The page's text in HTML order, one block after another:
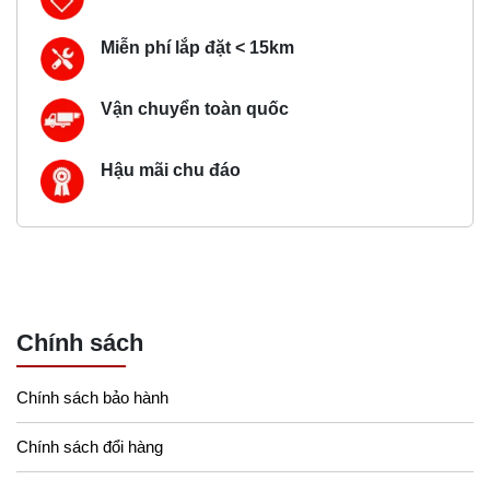
Miễn phí lắp đặt < 15km
Vận chuyển toàn quốc
Hậu mãi chu đáo
Chính sách
Chính sách bảo hành
Chính sách đổi hàng